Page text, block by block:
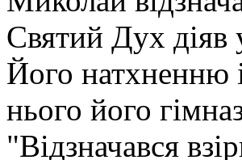
Святий Дух діяв
Його натхненню
нього його
"Відзначався